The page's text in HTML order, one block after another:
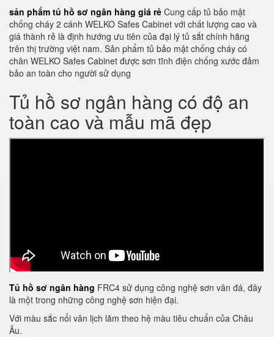
sản phẩm tủ hồ sơ ngân hàng giá rẻ Cung cấp tủ bảo mật
chống cháy 2 cánh WELKO Safes Cabinet với chất lượng cao và
giá thành rẻ là định hướng ưu tiên của đại lý tủ sắt chính hãng
trên thị trường việt nam. Sản phẩm tủ bảo mật chống cháy có
chân WELKO Safes Cabinet được sơn tĩnh điện chống xước đảm
bảo an toàn cho người sử dụng
Tủ hồ sơ ngân hàng có độ an
toàn cao và mẫu mã đẹp
Tủ hồ sơ ngân hàng FRC4 sử dụng công nghệ sơn vân đá, đây
là một trong những công nghệ sơn hiện đại.
Với màu sắc nổi vân lịch lãm theo hệ màu tiêu chuẩn của Châu
Âu.